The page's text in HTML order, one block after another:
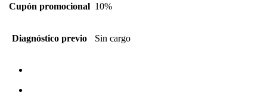
Cupón promocional 10%
Diagnóstico previo Sin cargo